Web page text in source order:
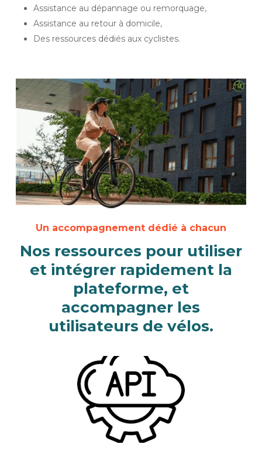
Assistance au dépannage ou remorquage,
Assistance au retour à domicile,
Des ressources dédiés aux cyclistes.
Un accompagnement dédié à chacun
Nos ressources pour utiliser
et intégrer rapidement la
plateforme, et
accompagner les
utilisateurs de vélos.